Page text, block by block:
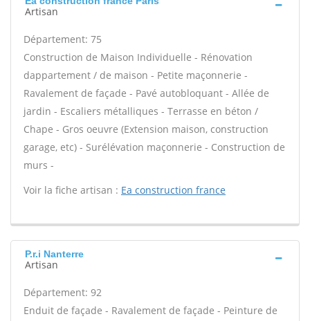
Artisan
Département: 75
Construction de Maison Individuelle - Rénovation
dappartement / de maison - Petite maçonnerie -
Ravalement de façade - Pavé autobloquant - Allée de
jardin - Escaliers métalliques - Terrasse en béton /
Chape - Gros oeuvre (Extension maison, construction
garage, etc) - Surélévation maçonnerie - Construction de
murs -
Voir la fiche artisan : Ea construction france
P.r.i Nanterre
Artisan
Département: 92
Enduit de façade - Ravalement de façade - Peinture de